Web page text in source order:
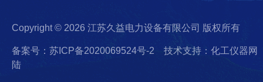
Copyright © 2026 江苏久益电力设备有限公司 版权所有
备案号：苏ICP备2020069524号-2
技术支持：化工仪器网
陆